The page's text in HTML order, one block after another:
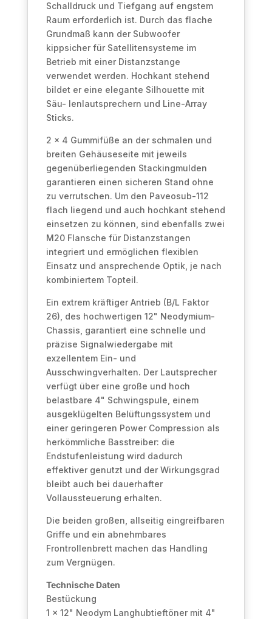
Schalldruck und Tiefgang auf engstem
Raum erforderlich ist. Durch das flache
Grundmaß kann der Subwoofer
kippsicher für Satellitensysteme im
Betrieb mit einer Distanzstange
verwendet werden. Hochkant stehend
bildet er eine elegante Silhouette mit
Säu- lenlautsprechern und Line-Array
Sticks.
2 x 4 Gummifüße an der schmalen und
breiten Gehäuseseite mit jeweils
gegenüberliegenden Stackingmulden
garantieren einen sicheren Stand ohne
zu verrutschen. Um den Paveosub-112
flach liegend und auch hochkant stehend
einsetzen zu können, sind ebenfalls zwei
M20 Flansche für Distanzstangen
integriert und ermöglichen flexiblen
Einsatz und ansprechende Optik, je nach
kombiniertem Topteil.
Ein extrem kräftiger Antrieb (B/L Faktor
26), des hochwertigen 12" Neodymium-
Chassis, garantiert eine schnelle und
präzise Signalwiedergabe mit
exzellentem Ein- und
Ausschwingverhalten. Der Lautsprecher
verfügt über eine große und hoch
belastbare 4" Schwingspule, einem
ausgeklügelten Belüftungssystem und
einer geringeren Power Compression als
herkömmliche Basstreiber: die
Endstufenleistung wird dadurch
effektiver genutzt und der Wirkungsgrad
bleibt auch bei dauerhafter
Vollaussteuerung erhalten.
Die beiden großen, allseitig eingreifbaren
Griffe und ein abnehmbares
Frontrollenbrett machen das Handling
zum Vergnügen.
Technische Daten
Bestückung
1 x 12" Neodym Langhubtieftöner mit 4"